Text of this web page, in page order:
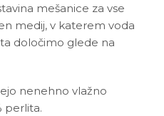
mešanice za vse
medij, v katerem voda
določimo glede na
nenehno vlažno
perlita.